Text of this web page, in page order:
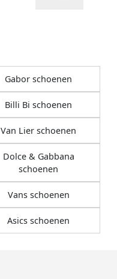
Gabor schoenen
Billi Bi schoenen
Van Lier schoenen
Dolce & Gabbana
schoenen
Vans schoenen
Asics schoenen